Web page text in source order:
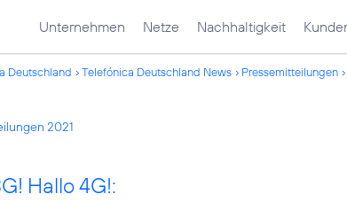
Unternehmen Netze Nachhaltigkeit
Deutschland Telefónica Deutschland News Pressemitteilungen
2021
Hallo 4G!: